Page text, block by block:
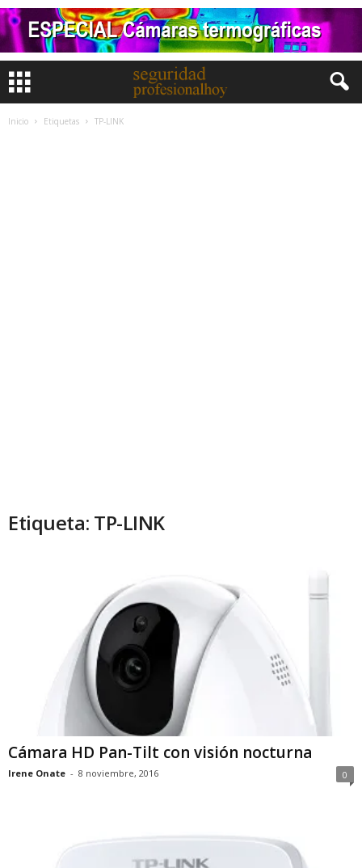
Inicio Etiquetas TP-LINK
Etiqueta: TP-LINK
Cámara HD Pan-Tilt con visión nocturna
Irene Onate - 8 noviembre, 2016 0